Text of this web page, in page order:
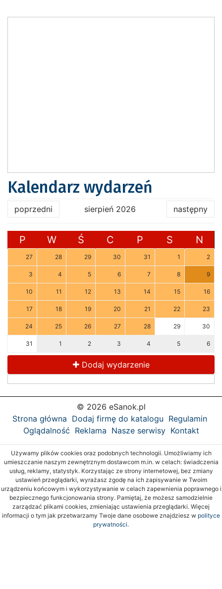
Kalendarz wydarzeń
poprzedni sierpień 2026 następny
P W Ś C P S N
27 28 29 30 31 1 2
3 4 5 6 7 8 9
10 11 12 13 14 15 16
17 18 19 20 21 22 23
24 25 26 27 28 29 30
31 1 2 3 4 5 6
Dodaj wydarzenie
© 2026 eSanok.pl
Strona główna Dodaj firmę do katalogu Regulamin
Oglądalność Reklama Nasze serwisy Kontakt
Używamy plików cookies oraz podobnych technologii. Umożliwiamy ich
umieszczanie naszym zewnętrznym dostawcom m.in. w celach: świadczenia
usług, reklamy, statystyk. Korzystając ze strony internetowej, bez zmiany
ustawień przeglądarki, wyrażasz zgodę na ich zapisywanie w Twoim
urządzeniu końcowym i wykorzystywanie w celach zapewnienia poprawnego i
bezpiecznego funkcjonowania strony. Pamiętaj, że możesz samodzielnie
zarządzać plikami cookies, zmieniając ustawienia przeglądarki. Więcej
informacji o tym jak przetwarzamy Twoje dane osobowe znajdziesz w polityce
prywatności.